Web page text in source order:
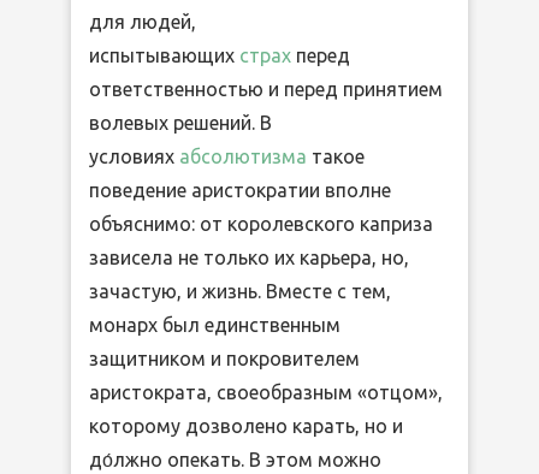
для людей,
испытывающих страх перед
ответственностью и перед принятием
волевых решений. В
условиях абсолютизма такое
поведение аристократии вполне
объяснимо: от королевского каприза
зависела не только их карьера, но,
зачастую, и жизнь. Вместе с тем,
монарх был единственным
защитником и покровителем
аристократа, своеобразным «отцом»,
которому дозволено карать, но и
до́лжно опекать. В этом можно